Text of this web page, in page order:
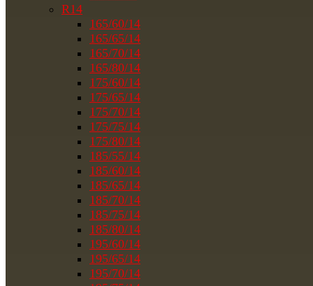
R14
165/60/14
165/65/14
165/70/14
165/80/14
175/60/14
175/65/14
175/70/14
175/75/14
175/80/14
185/55/14
185/60/14
185/65/14
185/70/14
185/75/14
185/80/14
195/60/14
195/65/14
195/70/14